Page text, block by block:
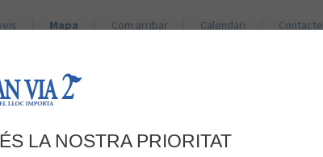
Mapa Com arribar Calendari Contacte
LA NOSTRA PRIORITAT